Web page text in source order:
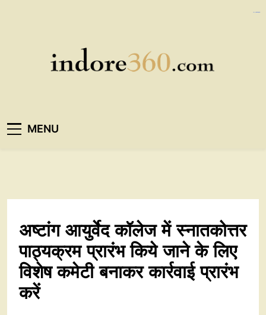
Indore360
MENU
अष्टांग आयुर्वेद कॉलेज में स्नातकोत्तर
पाठ्यक्रम प्रारंभ किये जाने के लिए
विशेष कमेटी बनाकर कार्रवाई प्रारंभ
करें